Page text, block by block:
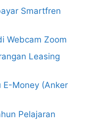
Smartfren
Webcam Zoom
Leasing
E-Money (Anker
Pelajaran